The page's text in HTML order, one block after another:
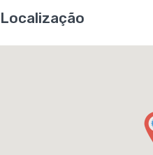
Localização